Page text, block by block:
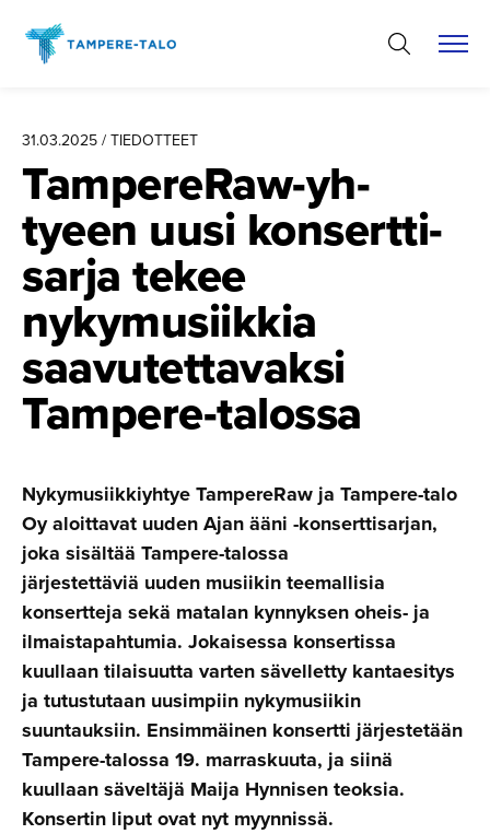
sisältöön
31.03.2025 / TIEDOTTEET
TampereRaw-yh­
tyeen uusi konsertti­
sarja tekee
nykymusiikkia
saavutet­ta­vaksi
Tampere-talossa
Nykymusiikkiyhtye TampereRaw ja Tampere-talo
Oy aloittavat uuden Ajan ääni -konserttisarjan,
joka sisältää Tampere-talossa
järjestettäviä uuden musiikin teemallisia
konsertteja sekä matalan kynnyksen oheis- ja
ilmaistapahtumia. Jokaisessa konsertissa
kuullaan tilaisuutta varten sävelletty kantaesitys
ja tutustutaan uusimpiin nykymusiikin
suuntauksiin. Ensimmäinen konsertti järjestetään
Tampere-talossa 19. marraskuuta, ja siinä
kuullaan säveltäjä Maija Hynnisen teoksia.
Konsertin liput ovat nyt myynnissä.